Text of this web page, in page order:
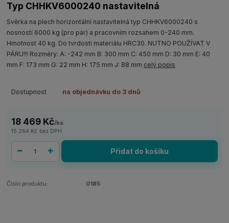
Typ CHHKV6000240 nastavitelná
Svěrka na plech horizontální nastavitelná typ CHHKV6000240 s
nosností 6000 kg (pro pár) a pracovním rozsahem 0-240 mm.
Hmotnost 40 kg. Do tvrdosti materiálu HRC30. NUTNO POUŽÍVAT V
PÁRU!!! Rozměry: A: -242 mm B: 300 mm C: 450 mm D: 30 mm E: 40
mm F: 173 mm G: 22 mm H: 175 mm J: 88 mm celý popis
Dostupnost na objednávku do 3 dnů
18 469 Kč/ks
15 264 Kč bez DPH
Přidat do košíku
Číslo produktu: 0185